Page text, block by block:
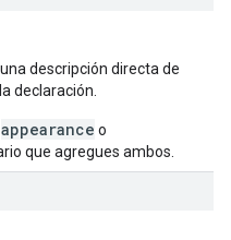
descripción directa de
declaración.
appearance o
que agregues ambos.